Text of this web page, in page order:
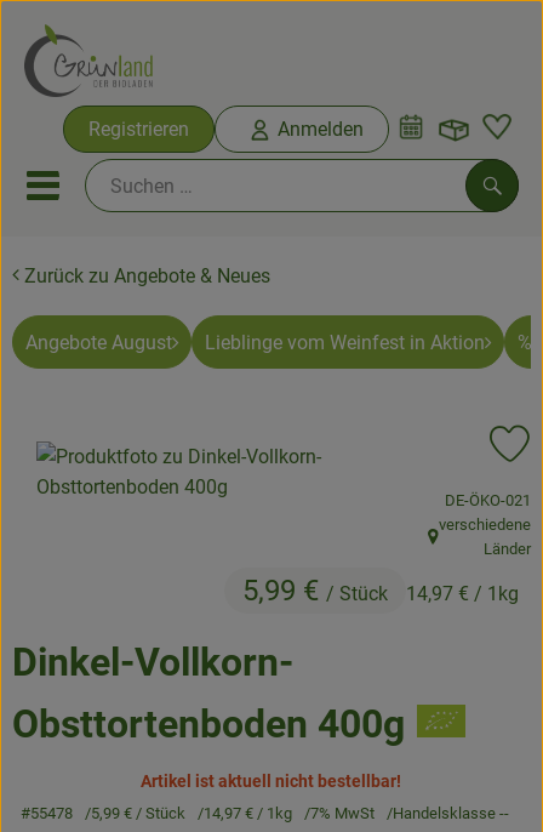
Registrieren Anmelden
Mobiles Menu öffnen oder
Ökokisten
Bio-Kochkisten
Ökokisten
Naturwaren
Vorratskammer
Zurück zu Angebote & Neues
Angebote August Lieblinge vom Weinfest in Aktion %
Dinkel-Vollkorn-
Obsttortenboden 400g
5,99 € / Stück 14,97 € / 1kg
, Kontrollstelle:
DE-ÖKO-021
, Herkunft:
verschiedene
Länder
Artikel ist aktuell nicht bestellbar!
#55478 5,99 €/ Stück 14,97 €/ 1kg 7% MwSt Handelsklasse --